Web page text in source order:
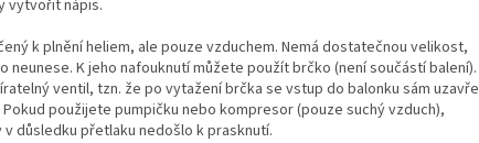
vytvořit nápis.
k plnění heliem, ale pouze vzduchem. Nemá dostatečnou velikost,
neunese. K jeho nafouknutí můžete použít brčko (není součástí balení).
ventil, tzn. že po vytažení brčka se vstup do balonku sám uzavře
Pokud použijete pumpičku nebo kompresor (pouze suchý vzduch),
důsledku přetlaku nedošlo k prasknutí.